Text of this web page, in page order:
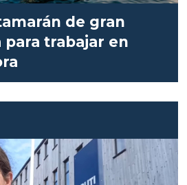
de gran
trabajar en